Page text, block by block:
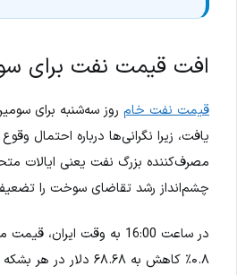
افت قیمت نفت برای
قیمت نفت خام روز سه‌شنبه برای
یافت، زیرا نگرانی‌ها درباره احتمال
مصرف‌کننده بزرگ نفت یعنی ایالات
چشم‌انداز رشد تقاضای سوخت را
در ساعت 16:00 به وقت ایران، قیمت معاملات آتی
۰.۸٪ کاهش به ۶۸.۶۸ دلار در هر بشکه رسید.